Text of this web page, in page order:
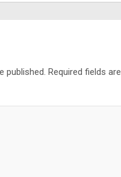
published. Required fields